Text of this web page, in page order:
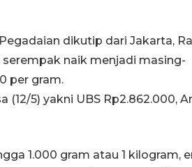
dikutip dari Jakarta,
serempak naik menjadi masing-
per gram.
5) yakni UBS Rp2.862.000,
1.000 gram atau 1 kilogram,